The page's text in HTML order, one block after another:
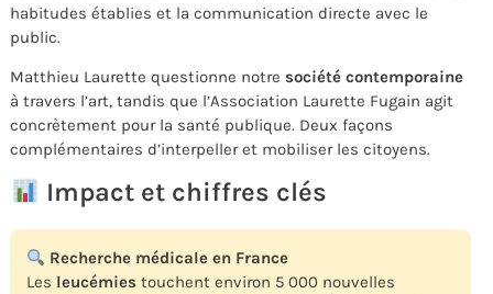
habitudes établies et la communication directe avec le
public.
Matthieu Laurette questionne notre société contemporaine
à travers l’art, tandis que l’Association Laurette Fugain agit
concrètement pour la santé publique. Deux façons
complémentaires d’interpeller et mobiliser les citoyens.
Impact et chiffres clés
Recherche médicale en France
Les leucémies touchent environ 5 000 nouvelles